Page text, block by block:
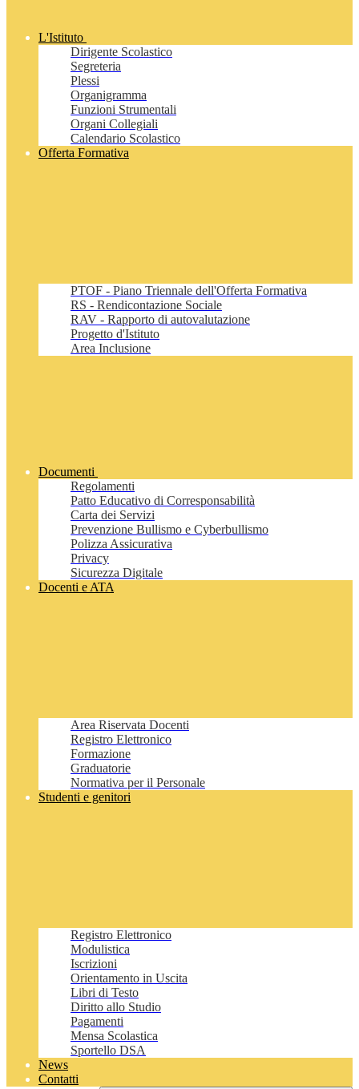
L'Istituto
Dirigente Scolastico
Segreteria
Plessi
Organigramma
Funzioni Strumentali
Organi Collegiali
Calendario Scolastico
Offerta Formativa
PTOF - Piano Triennale dell'Offerta Formativa
RS - Rendicontazione Sociale
RAV - Rapporto di autovalutazione
Progetto d'Istituto
Area Inclusione
Documenti
Regolamenti
Patto Educativo di Corresponsabilità
Carta dei Servizi
Prevenzione Bullismo e Cyberbullismo
Polizza Assicurativa
Privacy
Sicurezza Digitale
Docenti e ATA
Area Riservata Docenti
Registro Elettronico
Formazione
Graduatorie
Normativa per il Personale
Studenti e genitori
Registro Elettronico
Modulistica
Iscrizioni
Orientamento in Uscita
Libri di Testo
Diritto allo Studio
Pagamenti
Mensa Scolastica
Sportello DSA
News
Contatti